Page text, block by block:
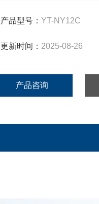
产品型号： YT-NY12C
更新时间： 2025-08-26
产品咨询